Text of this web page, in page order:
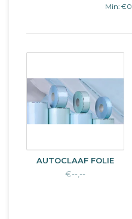
Min: €0
AUTOCLAAF FOLIE
€--,--